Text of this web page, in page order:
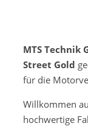
MTS Technik
Street Gold
für die
Willkommen
hochwertige